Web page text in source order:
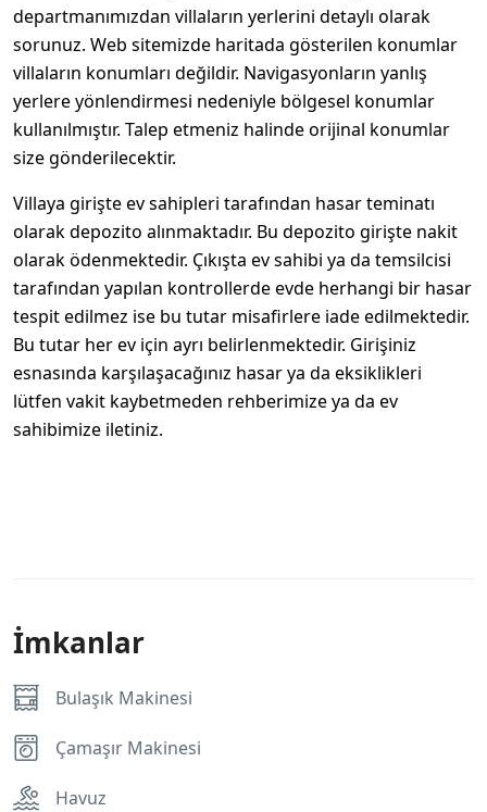
departmanımızdan villaların yerlerini detaylı olarak
sorunuz. Web sitemizde haritada gösterilen konumlar
villaların konumları değildir. Navigasyonların yanlış
yerlere yönlendirmesi nedeniyle bölgesel konumlar
kullanılmıştır. Talep etmeniz halinde orijinal konumlar
size gönderilecektir.
Villaya girişte ev sahipleri tarafından hasar teminatı
olarak depozito alınmaktadır. Bu depozito girişte nakit
olarak ödenmektedir. Çıkışta ev sahibi ya da temsilcisi
tarafından yapılan kontrollerde evde herhangi bir hasar
tespit edilmez ise bu tutar misafirlere iade edilmektedir.
Bu tutar her ev için ayrı belirlenmektedir. Girişiniz
esnasında karşılaşacağınız hasar ya da eksiklikleri
lütfen vakit kaybetmeden rehberimize ya da ev
sahibimize iletiniz.
İmkanlar
Bulaşık Makinesi
Çamaşır Makinesi
Havuz